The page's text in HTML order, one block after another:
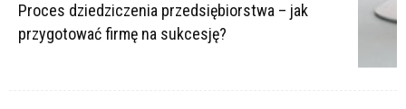
Proces dziedziczenia przedsiębiorstwa – jak
przygotować firmę na sukcesję?